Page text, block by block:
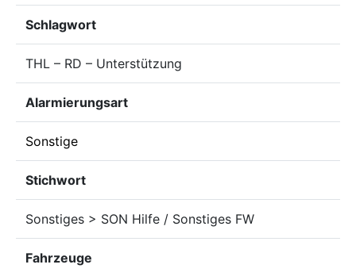
Schlagwort
THL – RD – Unterstützung
Alarmierungsart
Sonstige
Stichwort
Sonstiges > SON Hilfe / Sonstiges FW
Fahrzeuge